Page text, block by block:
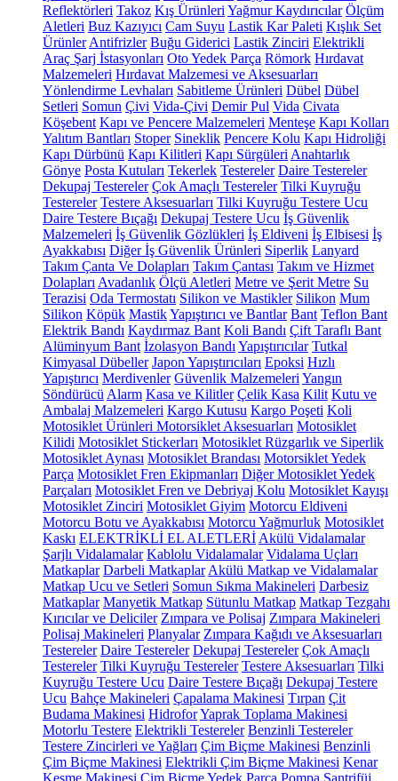
Reflektörleri Takoz Kış Ürünleri Yağmur Kaydırıcılar Ölçüm
Aletleri Buz Kazıyıcı Cam Suyu Lastik Kar Paleti Kışlık Set
Ürünler Antifrizler Buğu Giderici Lastik Zinciri Elektrikli
Araç Şarj İstasyonları Oto Yedek Parça Römork Hırdavat
Malzemeleri Hırdavat Malzemesi ve Aksesuarları
Yönlendirme Levhaları Sabitleme Ürünleri Dübel Dübel
Setleri Somun Çivi Vida-Çivi Demir Pul Vida Civata
Köşebent Kapı ve Pencere Malzemeleri Menteşe Kapı Kolları
Yalıtım Bantları Stoper Sineklik Pencere Kolu Kapı Hidroliği
Kapı Dürbünü Kapı Kilitleri Kapı Sürgüleri Anahtarlık
Gönye Posta Kutuları Tekerlek Testereler Daire Testereler
Dekupaj Testereler Çok Amaçlı Testereler Tilki Kuyruğu
Testereler Testere Aksesuarları Tilki Kuyruğu Testere Ucu
Daire Testere Bıçağı Dekupaj Testere Ucu İş Güvenlik
Malzemeleri İş Güvenlik Gözlükleri İş Eldiveni İş Elbisesi İş
Ayakkabısı Diğer İş Güvenlik Ürünleri Siperlik Lanyard
Takım Çanta Ve Dolapları Takım Çantası Takım ve Hizmet
Dolapları Avadanlık Ölçü Aletleri Metre ve Şerit Metre Su
Terazisi Oda Termostatı Silikon ve Mastikler Silikon Mum
Silikon Köpük MastikYapıştırıcı ve Bantlar Bant Teflon Bant
Elektrik Bandı Kaydırmaz Bant Koli Bandı Çift Taraflı Bant
Alüminyum Bant İzolasyon Bandı Yapıştırıcılar Tutkal
Kimyasal Dübeller Japon Yapıştırıcıları Epoksi Hızlı
Yapıştırıcı Merdivenler Güvenlik Malzemeleri Yangın
Söndürücü Alarm Kasa ve Kilitler Çelik Kasa Kilit Kutu ve
Ambalaj Malzemeleri Kargo Kutusu Kargo Poşeti Koli
Motosiklet Ürünleri Motorsiklet Aksesuarları Motosiklet
Kilidi Motosiklet Stickerları Motosiklet Rüzgarlık ve Siperlik
Motosiklet Aynası Motosiklet Brandası Motorsiklet Yedek
Parça Motosiklet Fren Ekipmanları Diğer Motosiklet Yedek
Parçaları Motosiklet Fren ve Debriyaj Kolu Motosiklet Kayışı
Motosiklet Zinciri Motosiklet Giyim Motorcu Eldiveni
Motorcu Botu ve Ayakkabısı Motorcu Yağmurluk Motosiklet
Kaskı ELEKTRİKLİ EL ALETLERİ Akülü Vidalamalar
Şarjlı Vidalamalar Kablolu Vidalamalar Vidalama Uçları
Matkaplar Darbeli Matkaplar Akülü Matkap ve Vidalamalar
Matkap Ucu ve Setleri Somun Sıkma Makineleri Darbesiz
Matkaplar Manyetik Matkap Sütunlu Matkap Matkap Tezgahı
Kırıcılar ve Deliciler Zımpara ve Polisaj Zımpara Makineleri
Polisaj Makineleri Planyalar Zımpara Kağıdı ve Aksesuarları
Testereler Daire Testereler Dekupaj Testereler Çok Amaçlı
Testereler Tilki Kuyruğu Testereler Testere Aksesuarları Tilki
Kuyruğu Testere Ucu Daire Testere Bıçağı Dekupaj Testere
Ucu Bahçe Makineleri Çapalama Makinesi Tırpan Çit
Budama Makinesi HidroforYaprak Toplama Makinesi
Motorlu Testere Elektrikli Testereler Benzinli Testereler
Testere Zincirleri ve Yağları Çim Biçme Makinesi Benzinli
Çim Biçme Makinesi Elektrikli Çim Biçme Makinesi Kenar
Kesme Makinesi Çim Biçme Yedek Parça Pompa Santrifüj